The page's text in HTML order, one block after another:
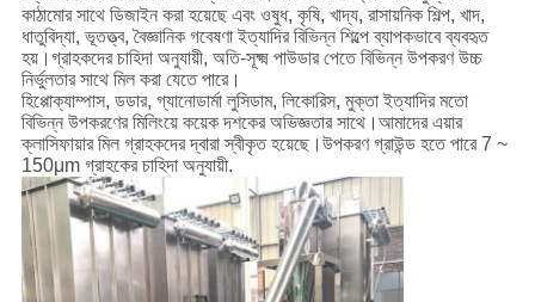
কাঠামোর সাথে ডিজাইন করা হয়েছে এবং ওষুধ, কৃষি, খাদ্য, রাসায়নিক শিল্প, খাদ,
ধাতুবিদ্যা, ভূতত্ত্ব, বৈজ্ঞানিক গবেষণা ইত্যাদির বিভিন্ন শিল্পে ব্যাপকভাবে ব্যবহৃত
হয়।গ্রাহকদের চাহিদা অনুযায়ী, অতি-সূক্ষ্ম পাউডার পেতে বিভিন্ন উপকরণ উচ্চ
নির্ভুলতার সাথে মিল করা যেতে পারে।
হিপ্পোক্যাম্পাস, ডডার, গ্যানোডার্মা লুসিডাম, লিকোরিস, মুক্তা ইত্যাদির মতো
বিভিন্ন উপকরণের মিলিংয়ে কয়েক দশকের অভিজ্ঞতার সাথে।আমাদের এয়ার
ক্লাসিফায়ার মিল গ্রাহকদের দ্বারা স্বীকৃত হয়েছে।উপকরণ গ্রাউন্ড হতে পারে 7 ~
150μm গ্রাহকের চাহিদা অনুযায়ী.